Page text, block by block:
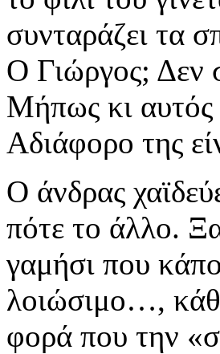
συνταράζει τα
Ο Γιώργος; Δεν
Μήπως κι αυτός
Αδιάφορο της
Ο άνδρας
πότε το άλλο.
γαμήσι που
λοιώσιμο…,
φορά που την